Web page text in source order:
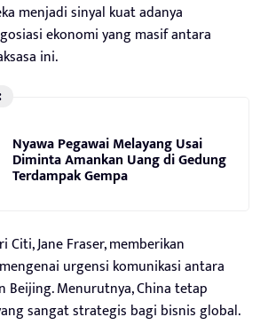
menjadi sinyal kuat adanya
ekonomi yang masif antara
ini.
Nyawa Pegawai Melayang Usai
Diminta Amankan Uang di Gedung
Terdampak Gempa
Citi, Jane Fraser, memberikan
urgensi komunikasi antara
Beijing. Menurutnya, China tetap
sangat strategis bagi bisnis global.